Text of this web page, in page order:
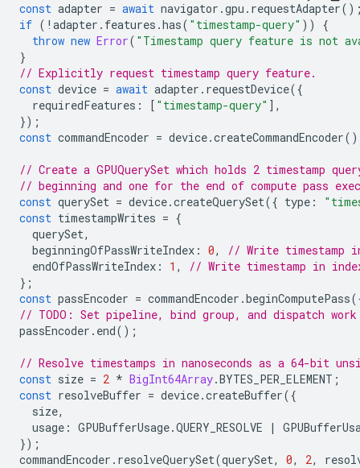
const adapter = await navigator .gpu . requestAdapter
if ( ! adapter . features .has( "timestamp-query" ))
{
throw new Error( "Timestamp query feature is not
}
// Explicitly request timestamp query feature.
const device = await adapter . requestDevice({
requiredFeatures : [ "timestamp-query" ],
});
const commandEncoder = device.createCommandEncoder
// Create a GPUQuerySet which holds 2 timestamp
// beginning and one for the end of compute pass
const querySet = device.createQuerySet({ type :
const timestampWrites = {
querySet,
beginningOfPassWriteIndex : 0,
// Write timestamp
endOfPassWriteIndex : 1 ,
// Write timestamp in
};
const passEncoder = commandEncoder .beginComputePass
// TODO: Set pipeline, bind group, and dispatch
passEncoder . end();
// Resolve timestamps in nanoseconds as a 64-bit
const size = 2 * BigInt64Array.BYTES_PER_ELEMENT ;
const resolveBuffer = device.createBuffer({
size,
usage : GPUBufferUsage.QUERY_RESOLVE |
});
commandEncoder . resolveQuerySet(querySet, 0, 2,